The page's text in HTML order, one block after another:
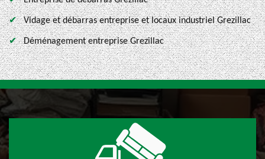
Vidage et débarras entreprise et locaux industriel Grezillac
Déménagement entreprise Grezillac